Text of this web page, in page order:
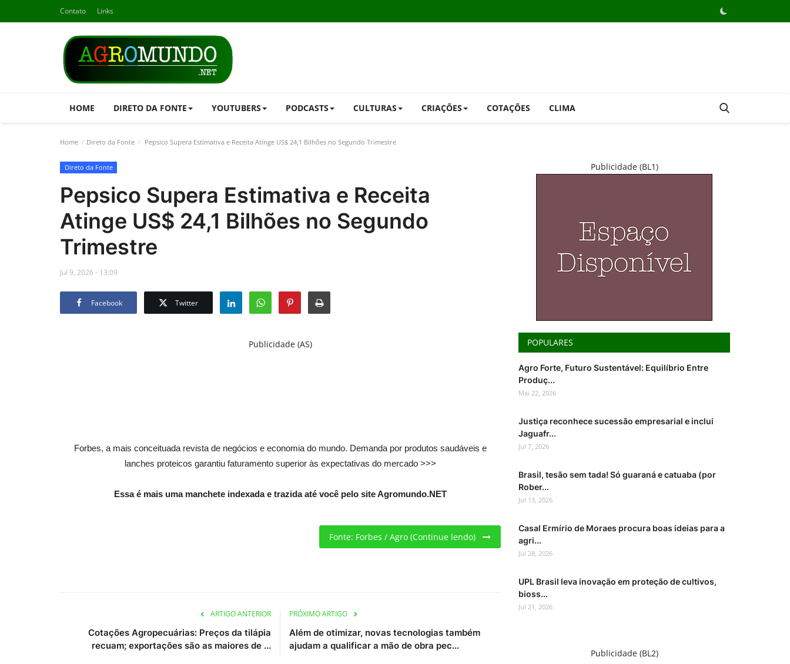
Contato Links
HOME DIRETO DA FONTE YOUTUBERS PODCASTS CULTURAS CRIAÇÕES COTAÇÕES CLIMA
Home Direto da Fonte Pepsico Supera Estimativa e Receita Atinge US$ 24,1 Bilhões no Segundo Trimestre
Direto da Fonte
Pepsico Supera Estimativa e Receita
Atinge US$ 24,1 Bilhões no Segundo
Trimestre
Jul 9, 2026 - 13:09
Facebook Twitter
Publicidade (AS)
Forbes, a mais conceituada revista de negócios e economia do mundo. Demanda por produtos saudáveis e
lanches proteicos garantiu faturamento superior às expectativas do mercado >>>
Essa é mais uma manchete indexada e trazida até você pelo site Agromundo.NET
Fonte: Forbes / Agro (Continue lendo)
ARTIGO ANTERIOR
Cotações Agropecuárias: Preços da tilápia
recuam; exportações são as maiores de ...
PRÓXIMO ARTIGO
Além de otimizar, novas tecnologias também
ajudam a qualificar a mão de obra pec...
Publicidade (BL1)
POPULARES
Agro Forte, Futuro Sustentável: Equilíbrio Entre
Produç...
Mai 22, 2026
Justiça reconhece sucessão empresarial e inclui
Jaguafr...
Jul 7, 2026
Brasil, tesão sem tada! Só guaraná e catuaba (por
Rober...
Jul 13, 2026
Casal Ermírio de Moraes procura boas ideias para a
agri...
Jul 28, 2026
UPL Brasil leva inovação em proteção de cultivos,
bioss...
Jul 21, 2026
Publicidade (BL2)